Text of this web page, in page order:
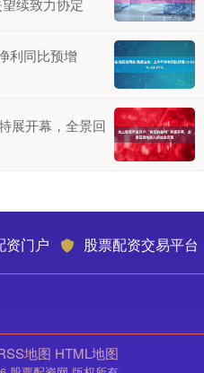
利同比预增
展开幕，全景回
资门户 股票配资交易平台
地图 HTML地图